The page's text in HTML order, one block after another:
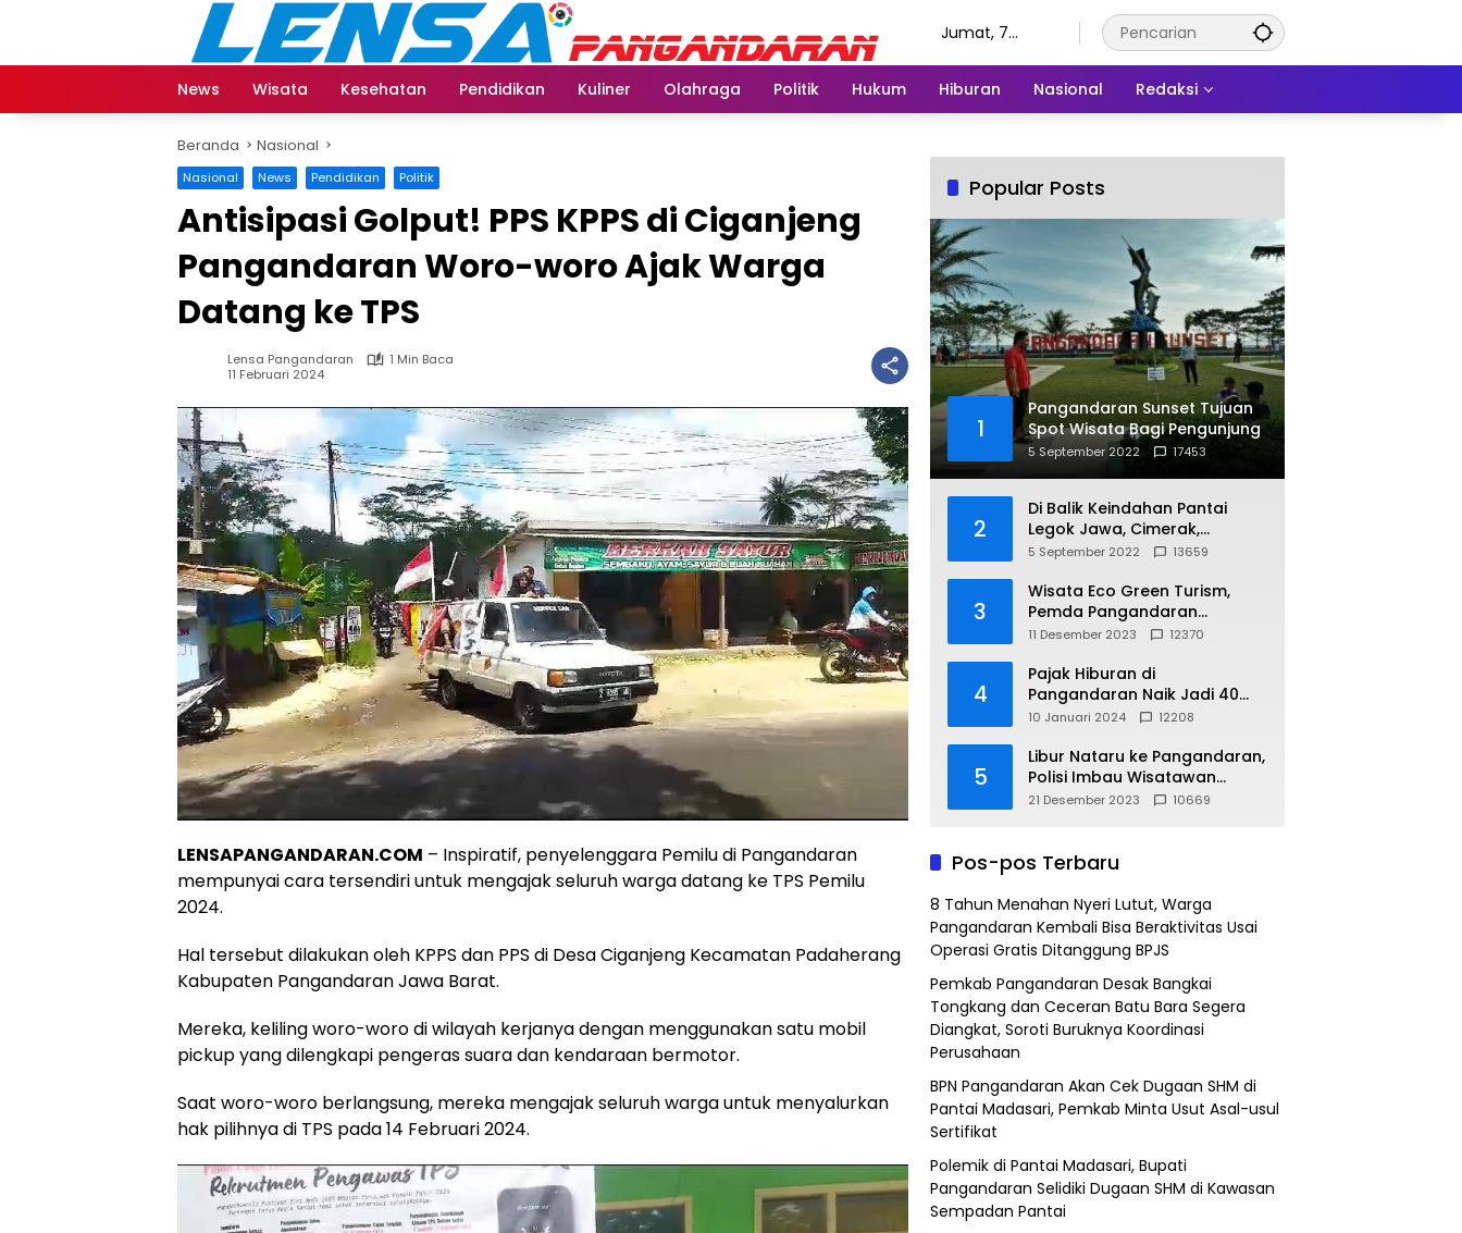
Jumat, 7
News
Wisata Kesehatan Pendidikan Kuliner Olahraga Politik Hukum Hiburan Nasional Redaksi
Beranda Nasional
Nasional News Pendidikan Politik
Antisipasi Golput! PPS KPPS di Ciganjeng
Pangandaran Woro-woro Ajak Warga
Datang ke TPS
Lensa Pangandaran
1 Min Baca
11 Februari 2024
LENSAPANGANDARAN.COM – Inspiratif, penyelenggara Pemilu di Pangandaran
mempunyai cara tersendiri untuk mengajak seluruh warga datang ke TPS Pemilu
2024.
Hal tersebut dilakukan oleh KPPS dan PPS di Desa Ciganjeng Kecamatan Padaherang
Kabupaten Pangandaran Jawa Barat.
Mereka, keliling woro-woro di wilayah kerjanya dengan menggunakan satu mobil
pickup yang dilengkapi pengeras suara dan kendaraan bermotor.
Saat woro-woro berlangsung, mereka mengajak seluruh warga untuk menyalurkan
hak pilihnya di TPS pada 14 Februari 2024.
Popular Posts
1
Pangandaran Sunset Tujuan
Spot Wisata Bagi Pengunjung
5 September 2022 17453
2
Di Balik Keindahan Pantai
Legok Jawa, Cimerak,
Pangandaran
5 September 2022 13659
3
Wisata Eco Green Turism,
Pemda Pangandaran
Gandeng PLN
11 Desember 2023 12370
4
Pajak Hiburan di
Pangandaran Naik Jadi 40
Persen
10 Januari 2024 12208
5
Libur Nataru ke Pangandaran,
Polisi Imbau Wisatawan
Gunakan Jalur Arteri
21 Desember 2023 10669
Pos-pos Terbaru
8 Tahun Menahan Nyeri Lutut, Warga
Pangandaran Kembali Bisa Beraktivitas Usai
Operasi Gratis Ditanggung BPJS
Pemkab Pangandaran Desak Bangkai
Tongkang dan Ceceran Batu Bara Segera
Diangkat, Soroti Buruknya Koordinasi
Perusahaan
BPN Pangandaran Akan Cek Dugaan SHM di
Pantai Madasari, Pemkab Minta Usut Asal-usul
Sertifikat
Polemik di Pantai Madasari, Bupati
Pangandaran Selidiki Dugaan SHM di Kawasan
Sempadan Pantai